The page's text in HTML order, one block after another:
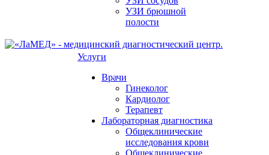
УЗИ брюшной
полости
Услуги
Врачи
Гинеколог
Кардиолог
Терапевт
Лабораторная диагностика
Общеклинические
исследования крови
Общеклинические